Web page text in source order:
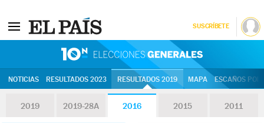
SUSCRÍBETE
NOTICIAS RESULTADOS 2023 RESULTADOS 2019 MAPA ESCAÑOS
2019 2019-28A 2016 2015 2011